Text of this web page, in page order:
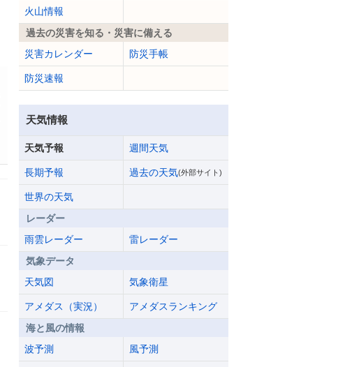
火山情報
過去の災害を知る・災害に備える
災害カレンダー
防災手帳
防災速報
天気情報
天気予報 週間天気
長期予報 過去の天気(外部サイト)
世界の天気
レーダー
雨雲レーダー
雷レーダー
気象データ
天気図
気象衛星
アメダス（実況）
アメダスランキング
海と風の情報
波予測
風予測